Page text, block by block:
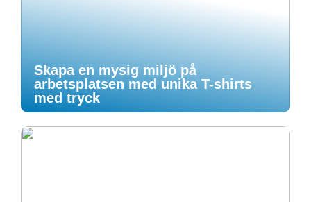
Skapa en mysig miljö på
arbetsplatsen med unika T-shirts
med tryck